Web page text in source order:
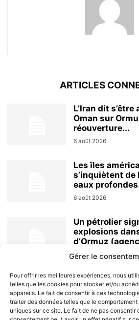
Gérer le
Pour offrir les meilleures expériences, nous
telles que les cookies pour stocker et/ou
appareils. Le fait de consentir à ces
traiter des données telles que le
uniques sur ce site. Le fait de ne pas consentir
ARTICLES
L’Iran dit
Oman sur
réouverture...
6 août 2026
Les îles
s’inquiètent de
eaux
6 août 2026
Un pétrolier
explosions
d’Ormuz
6 août 2026